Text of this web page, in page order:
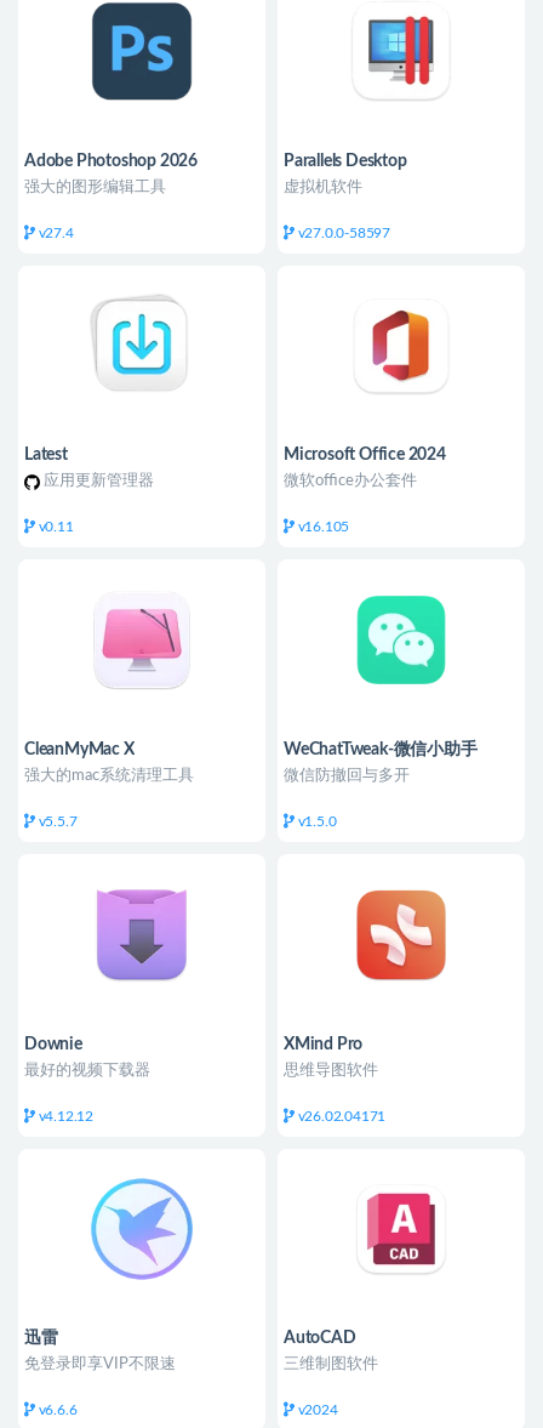
Adobe Photoshop 2026
强大的图形编辑工具
v27.4
Parallels Desktop
虚拟机软件
v27.0.0-58597
Latest
应用更新管理器
v0.11
Microsoft Office 2024
微软office办公套件
v16.105
CleanMyMac X
强大的mac系统清理工具
v5.5.7
WeChatTweak-微信小助手
微信防撤回与多开
v1.5.0
Downie
最好的视频下载器
v4.12.12
XMind Pro
思维导图软件
v26.02.04171
迅雷
免登录即享VIP不限速
v6.6.6
AutoCAD
三维制图软件
v2024